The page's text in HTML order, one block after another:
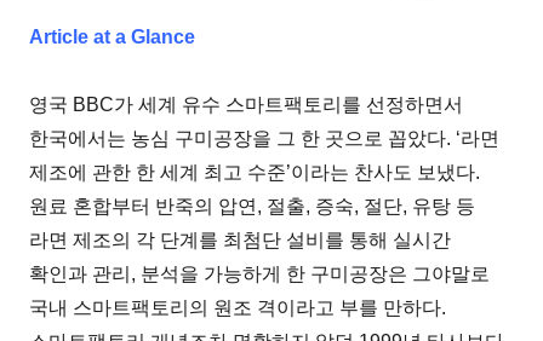
Article at a Glance
영국 BBC가 세계 유수 스마트팩토리를 선정하면서
한국에서는 농심 구미공장을 그 한 곳으로 꼽았다. ‘라면
제조에 관한 한 세계 최고 수준’이라는 찬사도 보냈다.
원료 혼합부터 반죽의 압연, 절출, 증숙, 절단, 유탕 등
라면 제조의 각 단계를 최첨단 설비를 통해 실시간
확인과 관리, 분석을 가능하게 한 구미공장은 그야말로
국내 스마트팩토리의 원조 격이라고 부를 만하다.